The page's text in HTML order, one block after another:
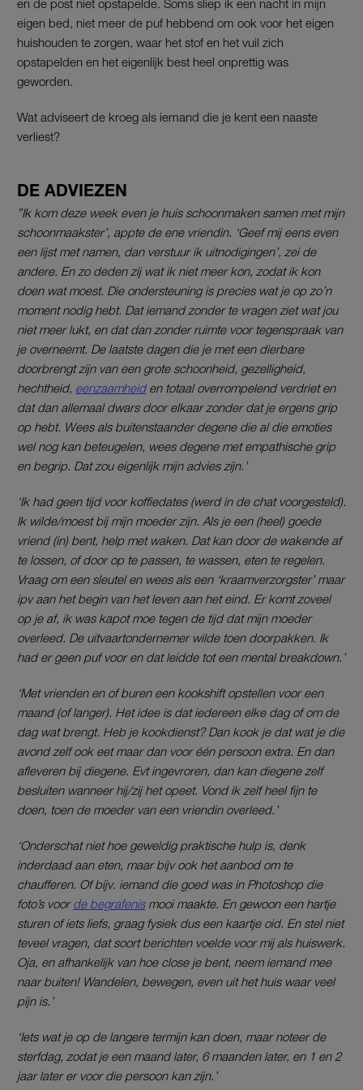
en de post niet opstapelde. Soms sliep ik een nacht in mijn
eigen bed, niet meer de puf hebbend om ook voor het eigen
huishouden te zorgen, waar het stof en het vuil zich
opstapelden en het eigenlijk best heel onprettig was
geworden.
Wat adviseert de kroeg als iemand die je kent een naaste
verliest?
DE ADVIEZEN
”Ik kom deze week even je huis schoonmaken samen met mijn
schoonmaakster’, appte de ene vriendin. ‘Geef mij eens even
een lijst met namen, dan verstuur ik uitnodigingen’, zei de
andere. En zo deden zij wat ik niet meer kon, zodat ik kon
doen wat moest. Die ondersteuning is precies wat je op zo’n
moment nodig hebt. Dat iemand zonder te vragen ziet wat jou
niet meer lukt, en dat dan zonder ruimte voor tegenspraak van
je overneemt. De laatste dagen die je met een dierbare
doorbrengt zijn van een grote schoonheid, gezelligheid,
hechtheid, eenzaamheiden totaal overrompelend verdriet en
dat dan allemaal dwars door elkaar zonder dat je ergens grip
op hebt. Wees als buitenstaander degene die al die emoties
wel nog kan beteugelen, wees degene met empathische grip
en begrip. Dat zou eigenlijk mijn advies zijn.’
‘Ik had geen tijd voor koffiedates (werd in de chat voorgesteld).
Ik wilde/moest bij mijn moeder zijn. Als je een (heel) goede
vriend (in) bent, help met waken. Dat kan door de wakende af
te lossen, of door op te passen, te wassen, eten te regelen.
Vraag om een sleutel en wees als een ‘kraamverzorgster’ maar
ipv aan het begin van het leven aan het eind. Er komt zoveel
op je af, ik was kapot moe tegen de tijd dat mijn moeder
overleed. De uitvaartondernemer wilde toen doorpakken. Ik
had er geen puf voor en dat leidde tot een mental breakdown.’
‘Met vrienden en of buren een kookshift opstellen voor een
maand (of langer). Het idee is dat iedereen elke dag of om de
dag wat brengt. Heb je kookdienst? Dan kook je dat wat je die
avond zelf ook eet maar dan voor één persoon extra. En dan
afleveren bij diegene. Evt ingevroren, dan kan diegene zelf
besluiten wanneer hij/zij het opeet. Vond ik zelf heel fijn te
doen, toen de moeder van een vriendin overleed.’
‘Onderschat niet hoe geweldig praktische hulp is, denk
inderdaad aan eten, maar bijv ook het aanbod om te
chaufferen. Of bijv. iemand die goed was in Photoshop die
foto’s voorde begrafenismooi maakte. En gewoon een hartje
sturen of iets liefs, graag fysiek dus een kaartje oid. En stel niet
teveel vragen, dat soort berichten voelde voor mij als huiswerk.
Oja, en afhankelijk van hoe close je bent, neem iemand mee
naar buiten! Wandelen, bewegen, even uit het huis waar veel
pijn is.’
‘Iets wat je op de langere termijn kan doen, maar noteer de
sterfdag, zodat je een maand later, 6 maanden later, en 1 en 2
jaar later er voor die persoon kan zijn.’